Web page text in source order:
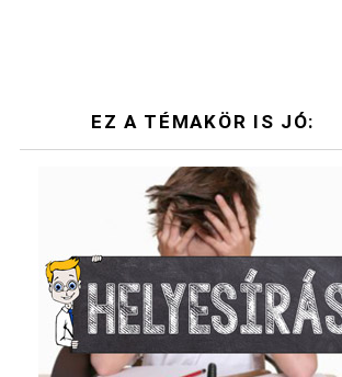
EZ A TÉMAKÖR IS JÓ: